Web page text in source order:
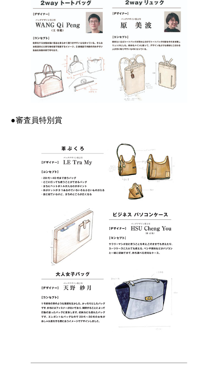
●審査員特別賞